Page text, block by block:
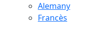
Alemany
Francès